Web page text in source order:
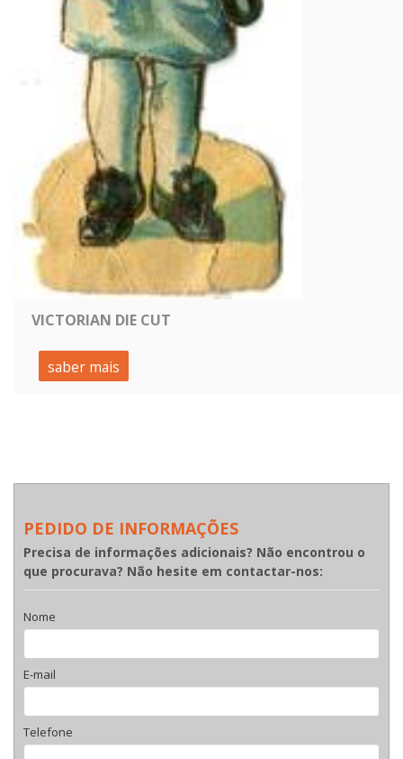
VICTORIAN DIE CUT
saber mais
PEDIDO DE INFORMAÇÕES
Precisa de informações adicionais? Não encontrou o
que procurava? Não hesite em contactar-nos:
Nome
E-mail
Telefone